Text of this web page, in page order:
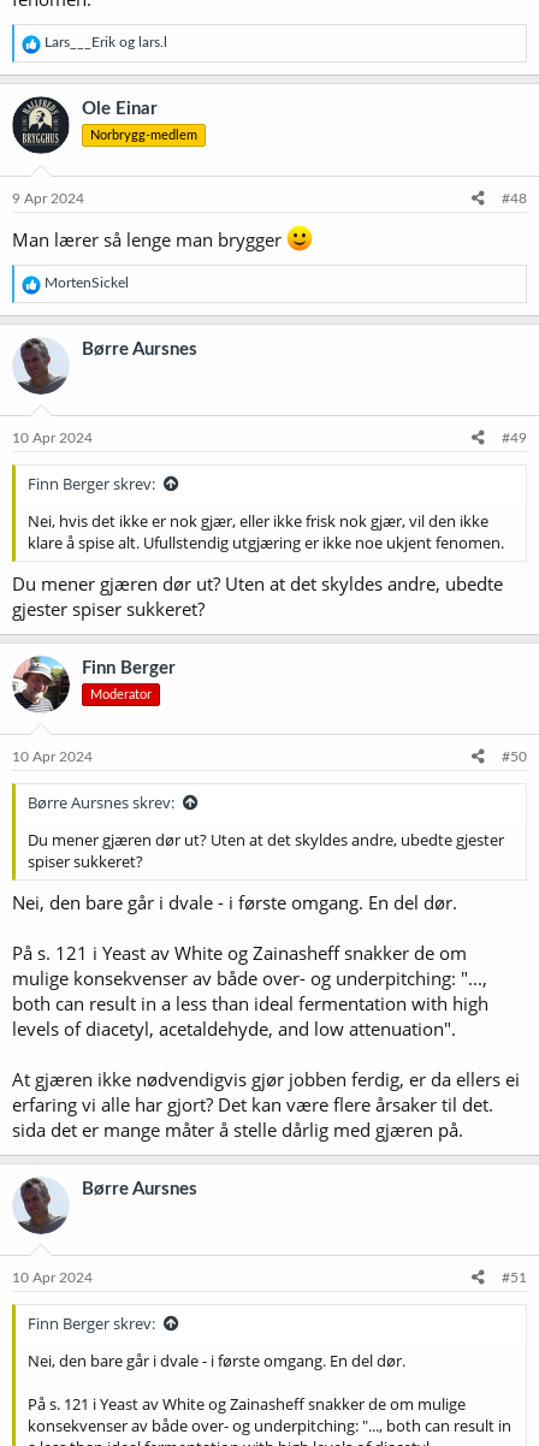
R
e
a
k
s
j
o
e
Lars___Erik og lars.l
Ole Einar
Norbrygg-medlem
9 Apr 2024 #48
Man lærer så lenge man brygger
R
e
a
k
s
o
e
MortenSickel
Børre Aursnes
10 Apr 2024 #49
Finn Berger skrev:
Nei, hvis det ikke er nok gjær, eller ikke frisk nok gjær, vil den ikke
klare å spise alt. Ufullstendig utgjæring er ikke noe ukjent fenomen.
Du mener gjæren dør ut? Uten at det skyldes andre, ubedte
gjester spiser sukkeret?
Finn Berger
Moderator
10 Apr 2024 #50
Børre Aursnes skrev:
Du mener gjæren dør ut? Uten at det skyldes andre, ubedte gjester
spiser sukkeret?
Nei, den bare går i dvale - i første omgang. En del dør.
På s. 121 i Yeast av White og Zainasheff snakker de om
mulige konsekvenser av både over- og underpitching: "...,
both can result in a less than ideal fermentation with high
levels of diacetyl, acetaldehyde, and low attenuation".
At gjæren ikke nødvendigvis gjør jobben ferdig, er da ellers ei
erfaring vi alle har gjort? Det kan være flere årsaker til det.
sida det er mange måter å stelle dårlig med gjæren på.
Børre Aursnes
10 Apr 2024 #51
Finn Berger skrev:
Nei, den bare går i dvale - i første omgang. En del dør.
På s. 121 i Yeast av White og Zainasheff snakker de om mulige
konsekvenser av både over- og underpitching: "..., both can result in